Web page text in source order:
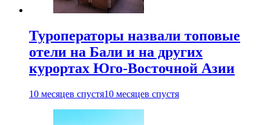
Туроператоры назвали топовые
отели на Бали и на других
курортах Юго-Восточной Азии
10 месяцев спустя10 месяцев спустя